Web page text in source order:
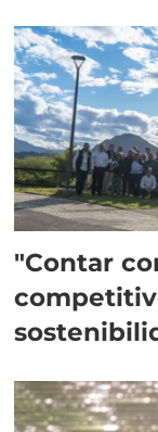
"Contar